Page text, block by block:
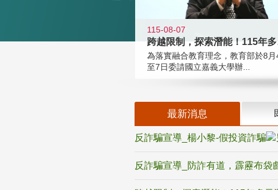
115-08-07
跨
為落實融合教育理念，教育部於8月
至7日委請國立嘉義大學辦...
最新消息
反詐騙宣導_楊小黎-假投資詐騙
反詐騙宣導_防詐有道，霹靂布袋